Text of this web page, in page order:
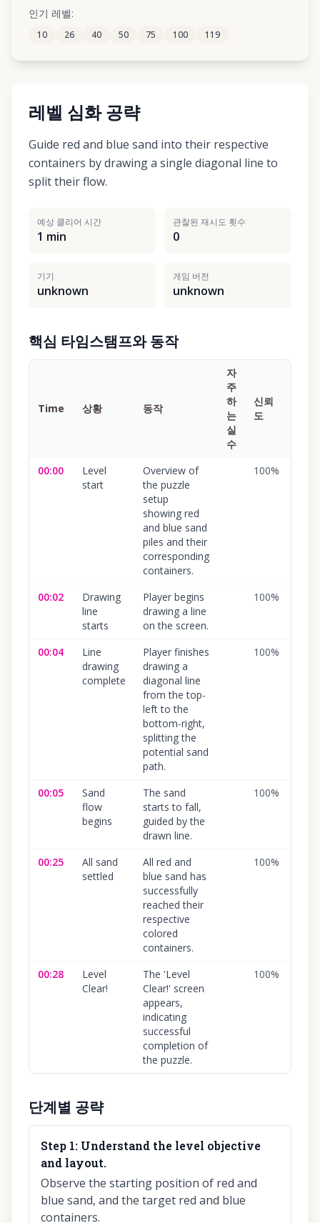
32
37 38 39 40
인기 레벨:
10 26 40 50 75 100 119
레벨 심화 공략
Guide red and blue sand into their respective
containers by drawing a single diagonal line to
split their flow.
예상 클리어 시간
1 min
관찰된 재시도 횟수
0
기기
unknown
게임 버전
unknown
핵심 타임스탬프와 동작
Time 상황 동작
자
주
하
는
실
수
신뢰
도
00:00
Level
start
Overview of
the puzzle
setup
showing red
and blue sand
piles and their
corresponding
containers.
100%
00:02
Drawing
line
starts
Player begins
drawing a line
on the screen.
100%
00:04
Line
drawing
complete
Player finishes
drawing a
diagonal line
from the top-
left to the
bottom-right,
splitting the
potential sand
path.
100%
00:05
Sand
flow
begins
The sand
starts to fall,
guided by the
drawn line.
100%
00:25
All sand
settled
All red and
blue sand has
successfully
reached their
respective
colored
containers.
100%
00:28
Level
Clear!
The 'Level
Clear!' screen
appears,
indicating
successful
completion of
the puzzle.
100%
단계별 공략
Step 1: Understand the level objective
and layout.
Observe the starting position of red and
blue sand, and the target red and blue
containers.